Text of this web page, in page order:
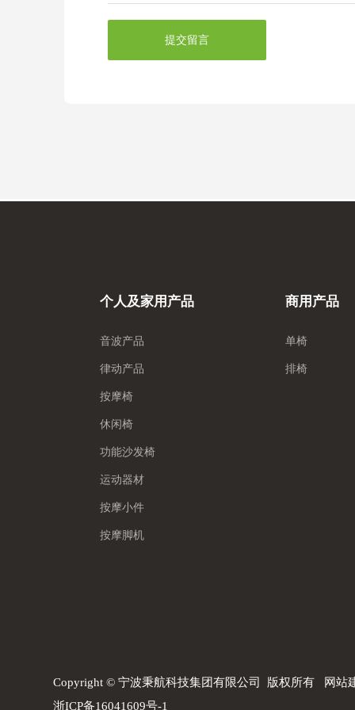
提交留言
个人及家用产品
音波产品
律动产品
按摩椅
休闲椅
功能沙发椅
运动器材
按摩小件
按摩脚机
商用产品
单椅
排椅
Copyright © 宁波秉航科技集团有限公司 版权所有
网站
浙ICP备16041609号-1